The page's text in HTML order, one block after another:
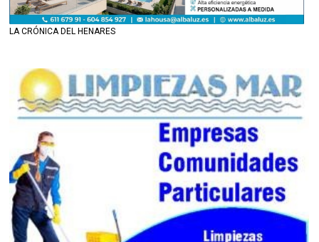
LA CRÓNICA DEL HENARES